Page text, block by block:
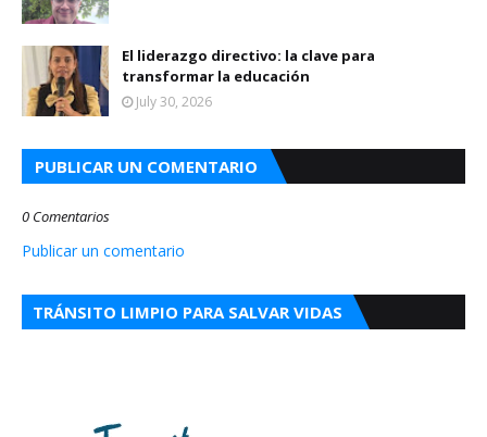
El liderazgo directivo: la clave para
transformar la educación
July 30, 2026
PUBLICAR UN COMENTARIO
0 Comentarios
Publicar un comentario
TRÁNSITO LIMPIO PARA SALVAR VIDAS